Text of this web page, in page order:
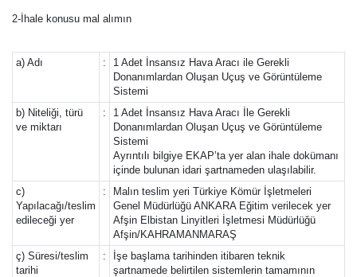
2-İhale konusu mal alımın
a) Adı :
1 Adet İnsansız Hava Aracı ile Gerekli
Donanımlardan Oluşan Uçuş ve Görüntüleme
Sistemi
b) Niteliği, türü
ve miktarı
:
1 Adet İnsansız Hava Aracı İle Gerekli
Donanımlardan Oluşan Uçuş ve Görüntüleme
Sistemi
Ayrıntılı bilgiye EKAP’ta yer alan ihale dokümanı
içinde bulunan idari şartnameden ulaşılabilir.
c)
Yapılacağı/teslim
edileceği yer
:
Malın teslim yeri Türkiye Kömür İşletmeleri
Genel Müdürlüğü ANKARA Eğitim verilecek yer
Afşin Elbistan Linyitleri İşletmesi Müdürlüğü
Afşin/KAHRAMANMARAŞ
ç) Süresi/teslim
tarihi
:
İşe başlama tarihinden itibaren teknik
şartnamede belirtilen sistemlerin tamamının